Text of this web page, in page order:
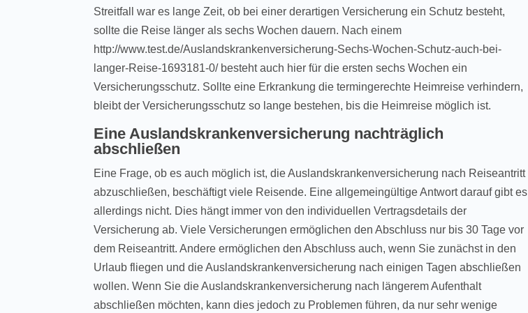
Streitfall war es lange Zeit, ob bei einer derartigen Versicherung ein Schutz besteht,
sollte die Reise länger als sechs Wochen dauern. Nach einem
http://www.test.de/Auslandskrankenversicherung-Sechs-Wochen-Schutz-auch-bei-
langer-Reise-1693181-0/ besteht auch hier für die ersten sechs Wochen ein
Versicherungsschutz. Sollte eine Erkrankung die termingerechte Heimreise verhindern,
bleibt der Versicherungsschutz so lange bestehen, bis die Heimreise möglich ist.
Eine Auslandskrankenversicherung nachträglich
abschließen
Eine Frage, ob es auch möglich ist, die Auslandskrankenversicherung nach Reiseantritt
abzuschließen, beschäftigt viele Reisende. Eine allgemeingültige Antwort darauf gibt es
allerdings nicht. Dies hängt immer von den individuellen Vertragsdetails der
Versicherung ab. Viele Versicherungen ermöglichen den Abschluss nur bis 30 Tage vor
dem Reiseantritt. Andere ermöglichen den Abschluss auch, wenn Sie zunächst in den
Urlaub fliegen und die Auslandskrankenversicherung nach einigen Tagen abschließen
wollen. Wenn Sie die Auslandskrankenversicherung nach längerem Aufenthalt
abschließen möchten, kann dies jedoch zu Problemen führen, da nur sehr wenige